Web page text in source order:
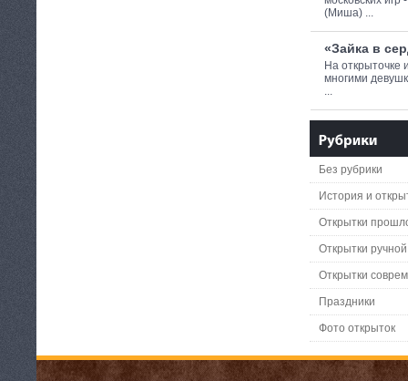
(Миша) ...
«Зайка в
На открыточке
многими
Без рубрики
История и
Открытки
Открытки
Открытки
Праздники
Фото открыток